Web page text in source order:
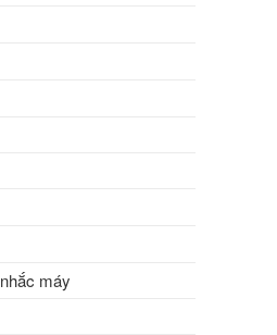
máy